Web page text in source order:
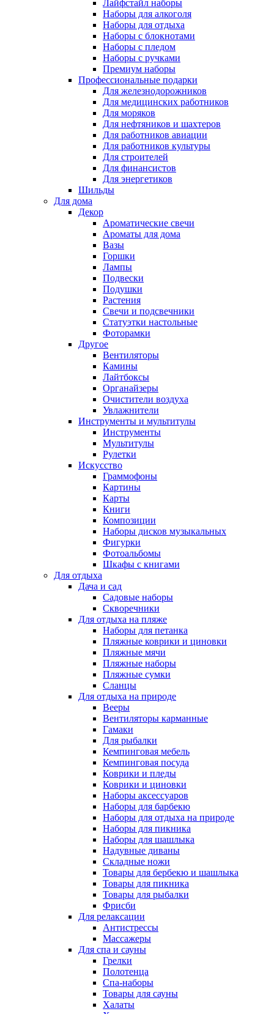
Лайфстайл наборы
Наборы для алкоголя
Наборы для отдыха
Наборы с блокнотами
Наборы с пледом
Наборы с ручками
Премиум наборы
Профессиональные подарки
Для железнодорожников
Для медицинских работников
Для моряков
Для нефтяников и шахтеров
Для работников авиации
Для работников культуры
Для строителей
Для финансистов
Для энергетиков
Шильды
Для дома
Декор
Ароматические свечи
Ароматы для дома
Вазы
Горшки
Лампы
Подвески
Подушки
Растения
Свечи и подсвечники
Статуэтки настольные
Фоторамки
Другое
Вентиляторы
Камины
Лайтбоксы
Органайзеры
Очистители воздуха
Увлажнители
Инструменты и мультитулы
Инструменты
Мультитулы
Рулетки
Искусство
Граммофоны
Картины
Карты
Книги
Композиции
Наборы дисков музыкальных
Фигурки
Фотоальбомы
Шкафы с книгами
Для отдыха
Дача и сад
Садовые наборы
Скворечники
Для отдыха на пляже
Наборы для петанка
Пляжные коврики и циновки
Пляжные мячи
Пляжные наборы
Пляжные сумки
Сланцы
Для отдыха на природе
Вееры
Вентиляторы карманные
Гамаки
Для рыбалки
Кемпинговая мебель
Кемпинговая посуда
Коврики и пледы
Коврики и циновки
Наборы аксессуаров
Наборы для барбекю
Наборы для отдыха на природе
Наборы для пикника
Наборы для шашлыка
Надувные диваны
Складные ножи
Товары для бербекю и шашлыка
Товары для пикника
Товары для рыбалки
Фрисби
Для релаксации
Антистрессы
Массажеры
Для спа и сауны
Грелки
Полотенца
Спа-наборы
Товары для сауны
Халаты